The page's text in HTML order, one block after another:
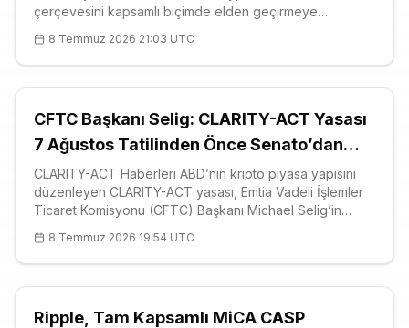
çerçevesini kapsamlı biçimde elden geçirmeye
Yasası’na doğrudan yanıt olarak 2027’den itibaren köklü
revizyonları masaya yatırması
8 Temmuz 2026 21:03 UTC
CFTC Başkanı Selig: CLARITY-ACT Yasası
7 Ağustos Tatilinden Önce Senato’dan
Geçmeli
CLARITY-ACT Haberleri ABD’nin kripto piyasa yapısını
düzenleyen CLARITY-ACT yasası, Emtia Vadeli İşlemler
Ticaret Komisyonu (CFTC) Başkanı Michael Selig’in
hâlâ geçebileceğini söylemesiyle yeniden gündemin
merkezine oturdu. Televizyonda
8 Temmuz 2026 19:54 UTC
Ripple, Tam Kapsamlı MiCA CASP